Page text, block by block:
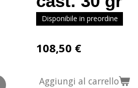
Disponibile in preordine
108,50 €
Aggiungi al carrello